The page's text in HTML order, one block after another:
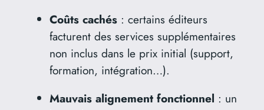
Coûts cachés: certains éditeurs
facturent des services supplémentaires
non inclus dans le prix initial (support,
formation, intégration…).
Mauvais alignement fonctionnel : un